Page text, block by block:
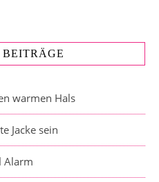
warmen Hals
Jacke sein
Alarm